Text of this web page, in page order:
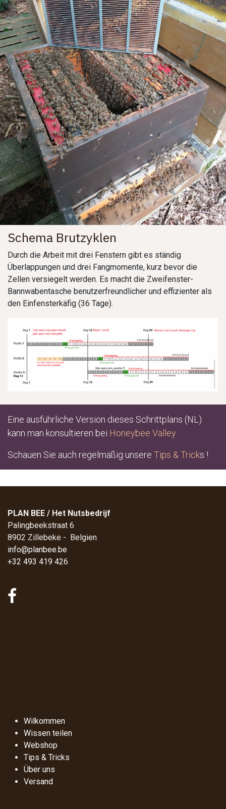
Schema Brutzyklen
Durch die Arbeit mit drei Fenstern gibt es ständig
Überlappungen und drei Fangmomente, kurz bevor die
Zellen versiegelt werden. Es macht die Zweifenster-
Bannwabentasche benutzerfreundlicher und effizienter als
den Einfensterkäfig (36 Tage).
Eine ausführliche Version dieses Schrittplans (NL)
kann man konsultieren bei Honeybee Valley
Schauen Sie auch regelmäßig unsere Tips & Tricks !
PLAN BEE / Het Nutsbedrijf
Palingbeekstraat 6
8902 Zillebeke - Belgien
info@planbee.be
+32 493 419 426
Wilkommen
Wissen teilen
Webshop
Tips & Tricks
Über uns
Versand